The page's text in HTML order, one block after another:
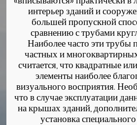
интерьер зданий и
большей пропускной
сравнению с трубами
Наиболее часто эти трубы
частных и
считается, что квадратные
элементы наиболее
визуального восприятия.
что в случае эксплуатации
на крышах зданий,
установка